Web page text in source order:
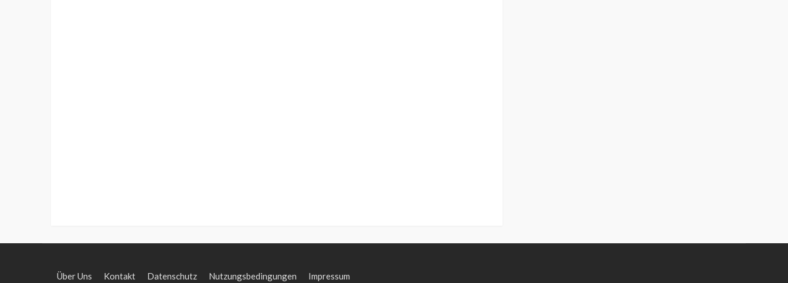
Über Uns Kontakt Datenschutz Nutzungsbedingungen Impressum